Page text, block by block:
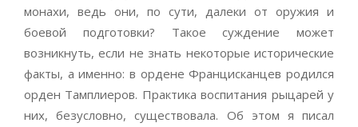
монахи, ведь они, по сути, далеки от оружия и
боевой подготовки? Такое суждение может
возникнуть, если не знать некоторые исторические
факты, а именно: в ордене Францисканцев родился
орден Тамплиеров. Практика воспитания рыцарей у
них, безусловно, существовала. Об этом я писал